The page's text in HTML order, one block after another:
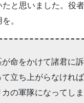
と思いました。役
。
が命をかけて諸君に
立ち上がらなけれ
の軍隊になってしま